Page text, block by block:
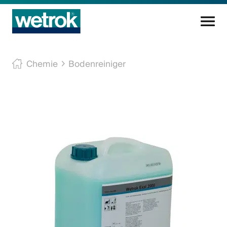
Reinigungsprodukte
Unternehmen
Chemie Bodenreiniger